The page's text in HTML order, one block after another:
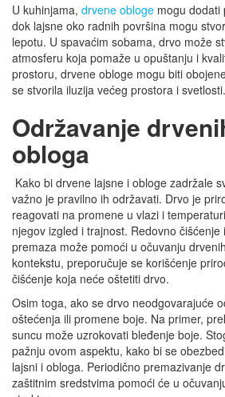
U kuhinjama, drvene obloge mogu dodati
dok lajsne oko radnih površina mogu
lepotu. U spavaćim sobama, drvo može
atmosferu koja pomaže u opuštanju i
prostoru, drvene obloge mogu biti
se stvorila iluzija većeg prostora i svetlosti.
Održavanje
obloga
Kako bi drvene lajsne i obloge zadržale
važno je pravilno ih održavati. Drvo je
reagovati na promene u vlazi i
njegov izgled i trajnost. Redovno čišćenje
premaza može pomoći u očuvanju
kontekstu, preporučuje se korišćenje
čišćenje koja neće oštetiti drvo.
Osim toga, ako se drvo neodgovarajuće
oštećenja ili promene boje. Na primer,
suncu može uzrokovati bleđenje boje.
pažnju ovom aspektu, kako bi se
lajsni i obloga. Periodično premazivanje
zaštitnim sredstvima pomoći će u